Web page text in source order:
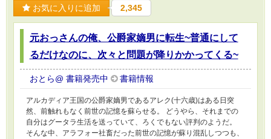
お気に入りに追加 2,345
元おっさんの俺、公爵家嫡男に転生~普通にして
るだけなのに、次々と問題が降りかかってくる~
おとら@ 書籍発売中 書籍情報
アルカディア王国の公爵家嫡男であるアレク(十六歳)はある日突
然、前触れもなく前世の記憶を蘇らせる。 どうやら、それまでの
自分はグータラ生活を送っていて、ろくでもない評判のようだ。
そんな中、アラフォー社畜だった前世の記憶が蘇り混乱しつつも、